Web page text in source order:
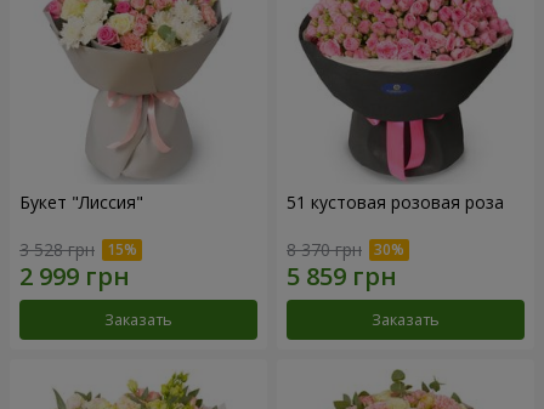
Букет "Лиссия"
3 528 грн
Заказать
51 кустовая розовая роза
8 370 грн
Заказать